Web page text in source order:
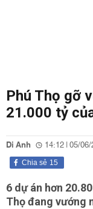
Phú Thọ gỡ
21.000 tỷ
Di Anh 14:12 | 05/
15
Chia sẻ
6 dự án hơn
Thọ đang vướng